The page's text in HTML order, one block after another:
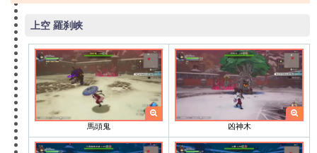
上空 羅刹峡
馬頭鬼 凶神木